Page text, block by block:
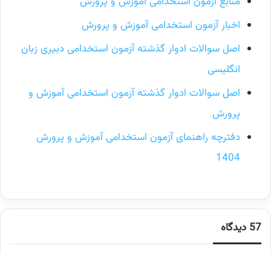
اخبار آزمون استخدامی آموزش و پرورش
اصل سوالات ادوار گذشته آزمون استخدامی دبیری زبان
انگلیسی
اصل سوالات ادوار گذشته آزمون استخدامی آموزش و
پرورش
دفترچه راهنمای آزمون استخدامی آموزش و پرورش
1404
57 دیدگاه